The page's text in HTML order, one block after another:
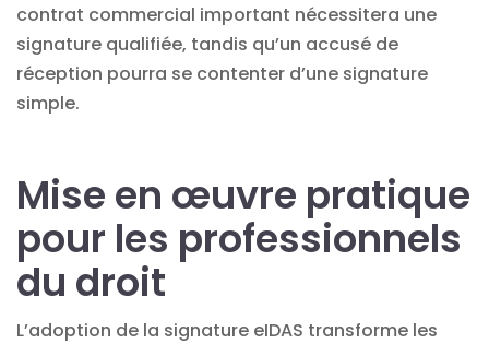
contrat commercial important nécessitera une
signature qualifiée, tandis qu’un accusé de
réception pourra se contenter d’une signature
simple.
Mise en œuvre pratique
pour les professionnels
du droit
L’adoption de la signature eIDAS transforme les